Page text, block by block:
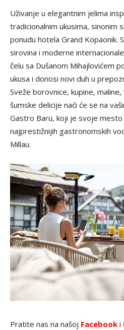
Uživanje u elegantnim jelima
tradicionalnim ukusima, sinonim
ponudu hotela Grand Kopaonik.
sirovina i moderne
čelu sa Dušanom Mihajlovićem
ukusa i donosi novi duh u
Sveže borovnice, kupine,
šumske delicije naći će se na
Gastro Baru, koji je svoje
najprestižnijih gastronomskih
Millau.
Pratite nas na našoj Facebook i